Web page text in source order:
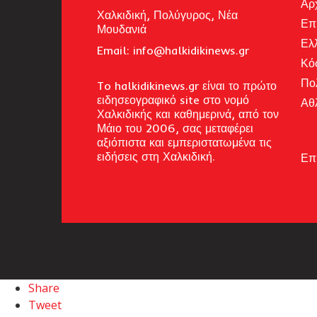
Χαλκιδική, Πολύγυρος, Νέα
Μουδανιά
Email: info@halkidikinews.gr
To halkidikinews.gr είναι το πρώτο
ειδησεογραφικό site στο νομό
Χαλκιδικής και καθημερινά, από τον
Μάιο του 2006, σας μεταφέρει
αξιόπιστα και εμπεριστατωμένα τις
ειδήσεις στη Χαλκιδική.
Share
Tweet